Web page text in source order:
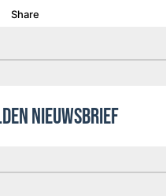
NIEUWSBRIEF